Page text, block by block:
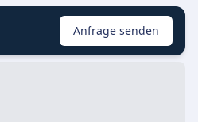
Anfrage senden